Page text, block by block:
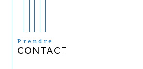
Prendre
CONTACT